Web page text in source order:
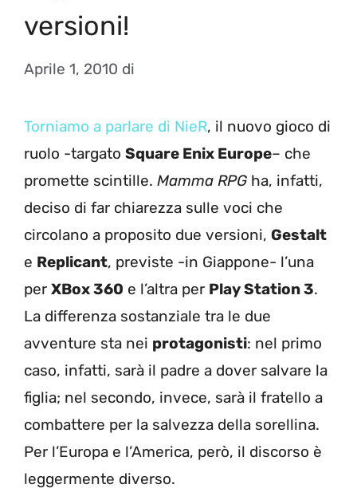
versioni!
Aprile 1, 2010 di
Torniamo a parlare di NieR, il nuovo gioco di
ruolo -targato Square Enix Europe– che
promette scintille. Mamma RPG ha, infatti,
deciso di far chiarezza sulle voci che
circolano a proposito due versioni, Gestalt
e Replicant, previste -in Giappone- l’una
per XBox 360 e l’altra per Play Station 3.
La differenza sostanziale tra le due
avventure sta nei protagonisti: nel primo
caso, infatti, sarà il padre a dover salvare la
figlia; nel secondo, invece, sarà il fratello a
combattere per la salvezza della sorellina.
Per l’Europa e l’America, però, il discorso è
leggermente diverso.